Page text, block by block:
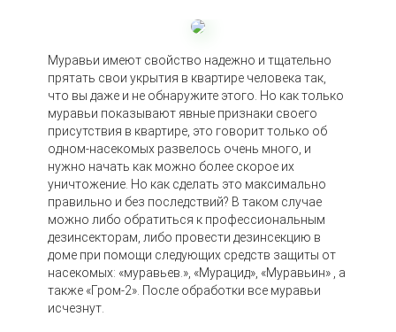
Муравьи имеют свойство надежно и тщательно
прятать свои укрытия в квартире человека так,
что вы даже и не обнаружите этого. Но как только
муравьи показывают явные признаки своего
присутствия в квартире, это говорит только об
одном-насекомых развелось очень много, и
нужно начать как можно более скорое их
уничтожение. Но как сделать это максимально
правильно и без последствий? В таком случае
можно либо обратиться к профессиональным
дезинсекторам, либо провести дезинсекцию в
доме при помощи следующих средств защиты от
насекомых: «муравьев.», «Мурацид», «Муравьин» , а
также «Гром-2». После обработки все муравьи
исчезнут.